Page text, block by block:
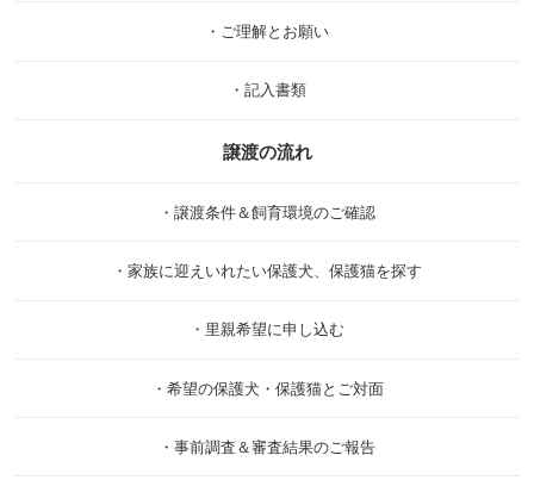
・ご理解とお願い
・記入書類
譲渡の流れ
・譲渡条件＆飼育環境のご確認
・家族に迎えいれたい保護犬、保護猫を探す
・里親希望に申し込む
・希望の保護犬・保護猫とご対面
・事前調査＆審査結果のご報告